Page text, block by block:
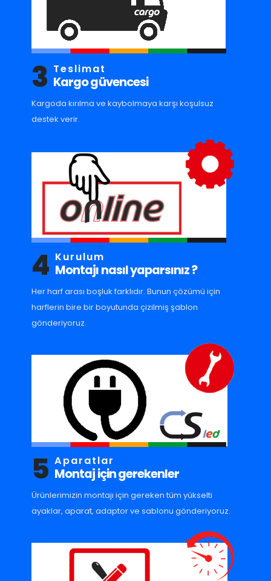
3 Teslimat
Kargo güvencesi
Kargoda kırılma ve kaybolmaya karşı koşulsuz
destek verir.
4 Kurulum
Montajı nasıl yaparsınız ?
Her harf arası boşluk farklıdır. Bunun çözümü için
harflerin bire bir boyutunda çizilmiş şablon
gönderiyoruz.
5 Aparatlar
Montaj için gerekenler
Ürünlerimizin montajı için gereken tüm yükselti
ayaklar, aparat, adaptor ve sablonu gönderiyoruz.